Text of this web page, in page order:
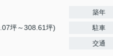
坪～308.61坪)
築年
駐車
交通